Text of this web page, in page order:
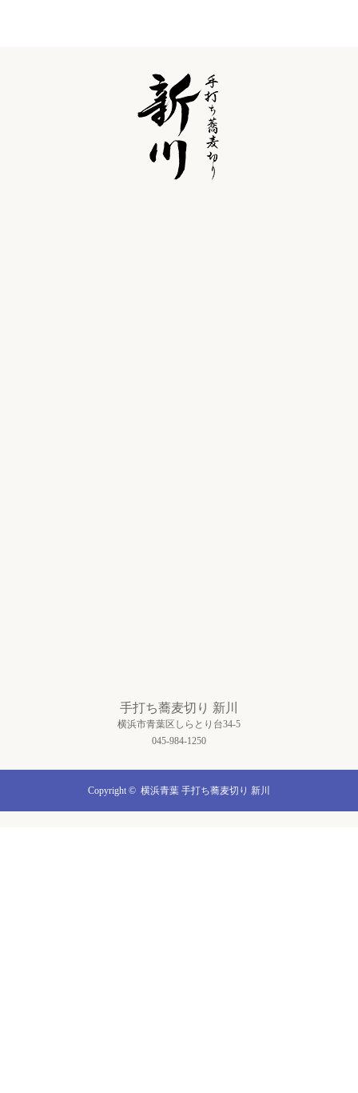
手打ち蕎麦切り 新川
横浜市青葉区しらとり台34-5
045-984-1250
Copyright © 横浜青葉 手打ち蕎麦切り 新川